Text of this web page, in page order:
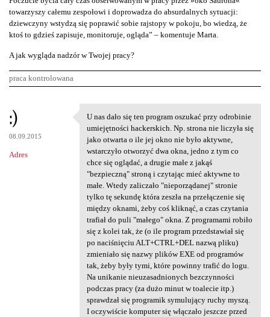
towarzyszy całemu zespołowi i doprowadza do absurdalnych sytuacji:
dziewczyny wstydzą się poprawić sobie rajstopy w pokoju, bo wiedzą, że
ktoś to gdzieś zapisuje, monitoruje, ogląda” – komentuje Marta.
A jak wygląda nadzór w Twojej pracy?
praca kontrolowana
K
o
m
e
:)
08.09.2015
Adres
U nas dało się ten program
U nas dało się ten program oszukać przy odrobinie
umiejętności hackerskich. Np. strona nie liczyła się
jako otwarta o ile jej okno nie było aktywne,
wstarczyło otworzyć dwa okna, jedno z tym co
chce się oglądać, a drugie małe z jakąś
"bezpieczną" stroną i czytając mieć aktywne to
małe. Wtedy zaliczało "nieporządanej" stronie
tylko tę sekundę która zeszła na przełączenie się
między oknami, żeby coś kliknąć, a czas czytania
trafiał do puli "małego" okna. Z programami robiło
się z kolei tak, że (o ile program przedstawiał się
po naciśnięciu ALT+CTRL+DEL nazwą pliku)
zmieniało się nazwy plików EXE od programów
tak, żeby były tymi, które powinny trafić do logu.
Na unikanie nieuzasadnionych bezczynności
podczas pracy (za dużo minut w toalecie itp.)
sprawdzał się programik symulujący ruchy myszą.
I oczywiście komputer się włączało jeszcze przed